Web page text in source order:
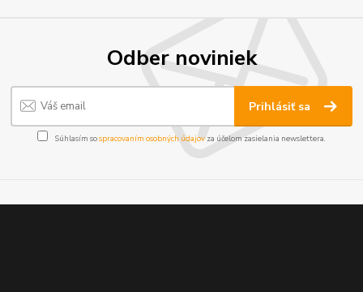
Odber noviniek
Prihlásiť sa
Súhlasím sospracovaním osobných údajov za účelom zasielania newslettera.